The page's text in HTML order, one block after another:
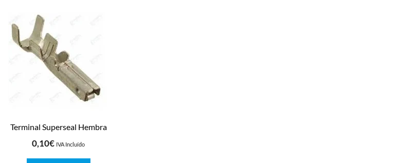
Terminal Superseal Hembra
0,10€ IVA Incluído